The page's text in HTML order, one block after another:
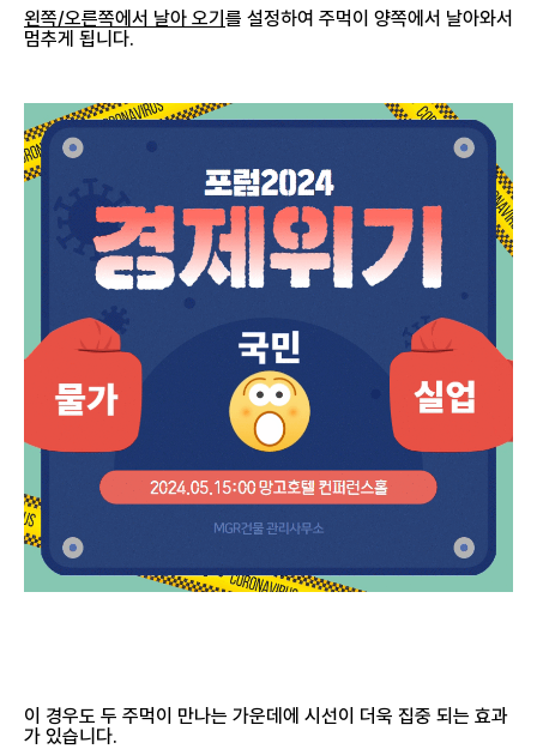
왼쪽/오른쪽에서 날아 오기 를 설정하여 주먹이 양쪽에서 날아와서
멈추게 됩니다.
이 경우도 두 주먹이 만나는 가운데에 시선이 더욱 집중 되는 효과
가 있습니다.